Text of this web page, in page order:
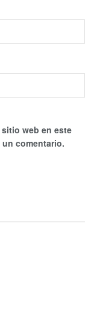
web en este
comentario.